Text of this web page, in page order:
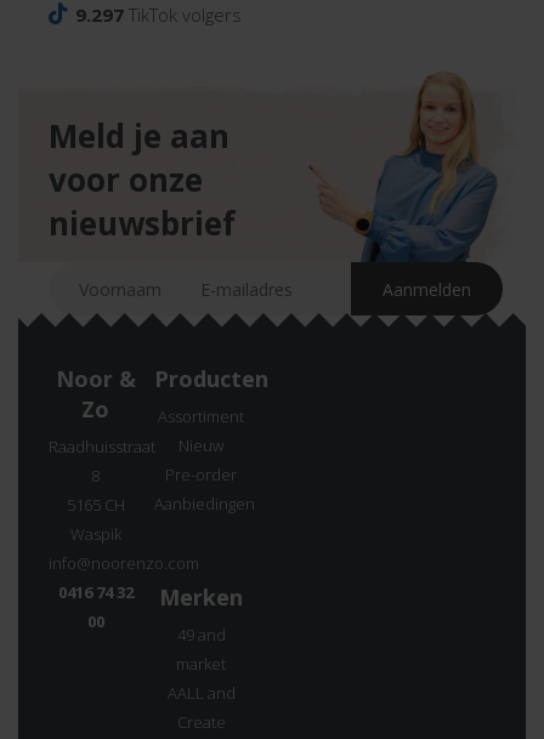
9.297 TikTok volgers
Meld je aan
voor onze
nieuwsbrief
Noor &
Zo
Raadhuisstraat
8
5165 CH
Waspik
info@noorenzo.com
0416 74 32
00
Producten
Assortiment
Nieuw
Pre-order
Aanbiedingen
Merken
49 and
market
AALL and
Create